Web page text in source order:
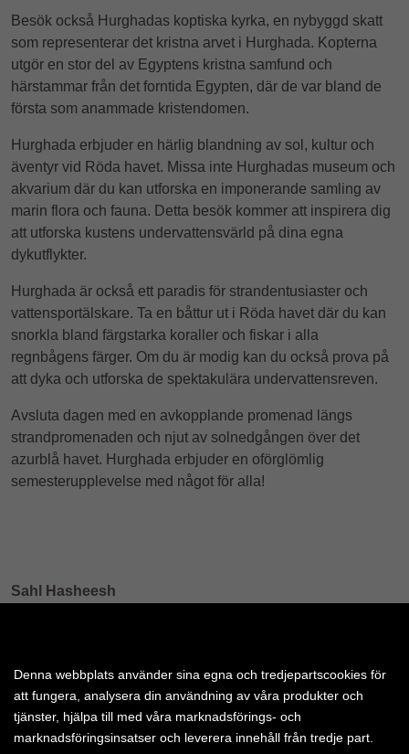
Besök också Hurghadas koptiska kyrka, en nybyggd skatt
som representerar det kristna arvet i Hurghada. Kopterna
utgör en stor del av Egyptens kristna samfund och
härstammar från det forntida Egypten, där de var bland de
första som anammade kristendomen.
Hurghada erbjuder en härlig blandning av sol, kultur och
äventyr vid Röda havet. Missa inte Hurghadas museum och
akvarium där du kan utforska en imponerande samling av
marin flora och fauna. Detta besök kommer att inspirera dig
att utforska kustens undervattensvärld på dina egna
dykutflykter.
Hurghada är också ett paradis för strandentusiaster och
vattensportälskare. Ta en båttur ut i Röda havet där du kan
snorkla bland färgstarka koraller och fiskar i alla
regnbågens färger. Om du är modig kan du också prova på
att dyka och utforska de spektakulära undervattensreven.
Avsluta dagen med en avkopplande promenad längs
strandpromenaden och njut av solnedgången över det
azurblå havet. Hurghada erbjuder en oförglömlig
semesterupplevelse med något för alla!
Sahl Hasheesh
har ett utmärkt läge med gott om dyk- och
snorklingsmöjligheter. Området lockar turister året runt tack
vare det genomgående torra och varma klimatet, vilket gör
Denna webbplats använder sina egna och tredjepartscookies för
att fungera, analysera din användning av våra produkter och
tjänster, hjälpa till med våra marknadsförings- och
marknadsföringsinsatser och leverera innehåll från tredje part.